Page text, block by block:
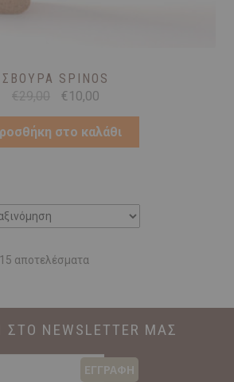
ΣΒΟΎΡΑ SPINOS
€29,00
Original
was:
€29,00.
€ 10,00Η
τιμή
είναι:
στο καλάθι
αποτελέσματα
NEWSLETTER ΜΑΣ
ΕΓΓΡΑΦΗ